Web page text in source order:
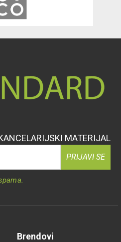
MATERIJAL
PRIJAVI SE
Brendovi